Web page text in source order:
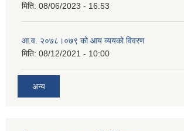
मिति: 08/06/2023 - 16:53
आ.व. २०७८।०७९ को आय व्ययको विवरण
मिति: 08/12/2021 - 10:00
अन्य